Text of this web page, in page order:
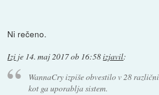
Ni rečeno.
Izi je 14. maj 2017 ob 16:58izjavil:
WannaCry izpiše obvestilo v 28
kot ga uporablja sistem.